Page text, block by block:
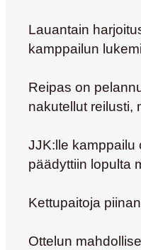
Lauantain
kamppailun
Reipas on
nakutellut reilusti,
JJK:lle kamppailu
päädyttiin lopulta
Kettupaitoja
Ottelun